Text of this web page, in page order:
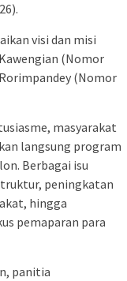
visi dan misi
(Nomor
(Nomor
masyarakat
langsung program
Berbagai isu
peningkatan
hingga
pemaparan para
panitia